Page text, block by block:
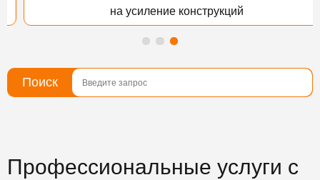
на усиление конструкций
Поиск
Профессиональные услуги c